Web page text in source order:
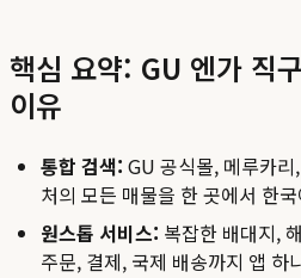
핵심 요약: GU 엔가 직
이유
통합 검색: GU 공식몰, 메루카
처의 모든 매물을 한 곳에서 한
원스톱 서비스: 복잡한 배대지,
주문, 결제, 국제 배송까지 앱 하